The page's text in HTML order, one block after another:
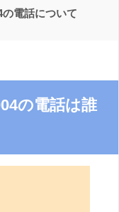
の電話について
の電話は誰